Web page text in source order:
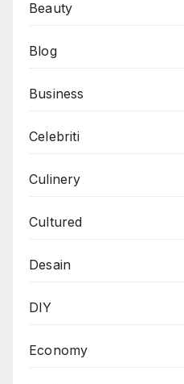
Beauty
Blog
Business
Celebriti
Culinery
Cultured
Desain
DIY
Economy